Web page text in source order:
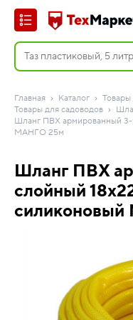
Главная Каталог
Товары
Товары для садоводов
Шланг ПВХ армированный 3-
МАНГО 25м
Шланг ПВХ
слойный